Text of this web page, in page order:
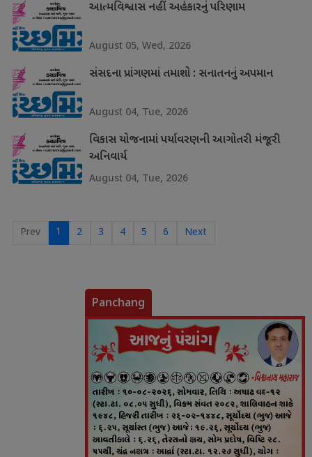
આત્મવિશ્વાસ નહીં અહંકારનું પરિણામ
August 05, Wed, 2026
સંસદના પ્રાંગણમાં તમાશો : સનાતનનું અપમાન
August 04, Tue, 2026
વિકાસ યોજનામાં પર્યાવરણની આગોતરી મંજૂરી
અનિવાર્ય
August 04, Tue, 2026
Prev 1 2 3 4 5 6 Next
Panchang